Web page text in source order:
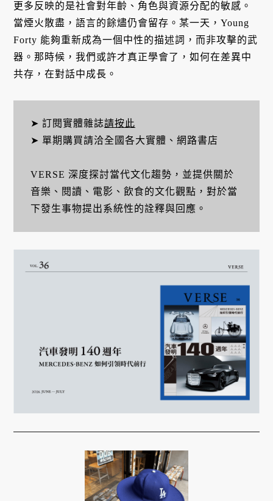
更多反映的是社會對年齡、角色與資源分配的敏感。
當煙火散盡，語言的餘燼仍會留存。某一天，Young
Forty 能夠重新成為一個中性的描述詞，而非攻擊的武
器。那時候，我們或許才真正學會了，如何在差異中
共存，在對話中成長。
➤ 訂閱實體雜誌請按此
➤ 單期購買請洽全國各大實體、網路書店
VERSE 深度探討當代文化趨勢，並提供關於
音樂、閱讀、電影、飲食的文化觀點，對於當
下發生事物提出系統性的詮釋與回應。